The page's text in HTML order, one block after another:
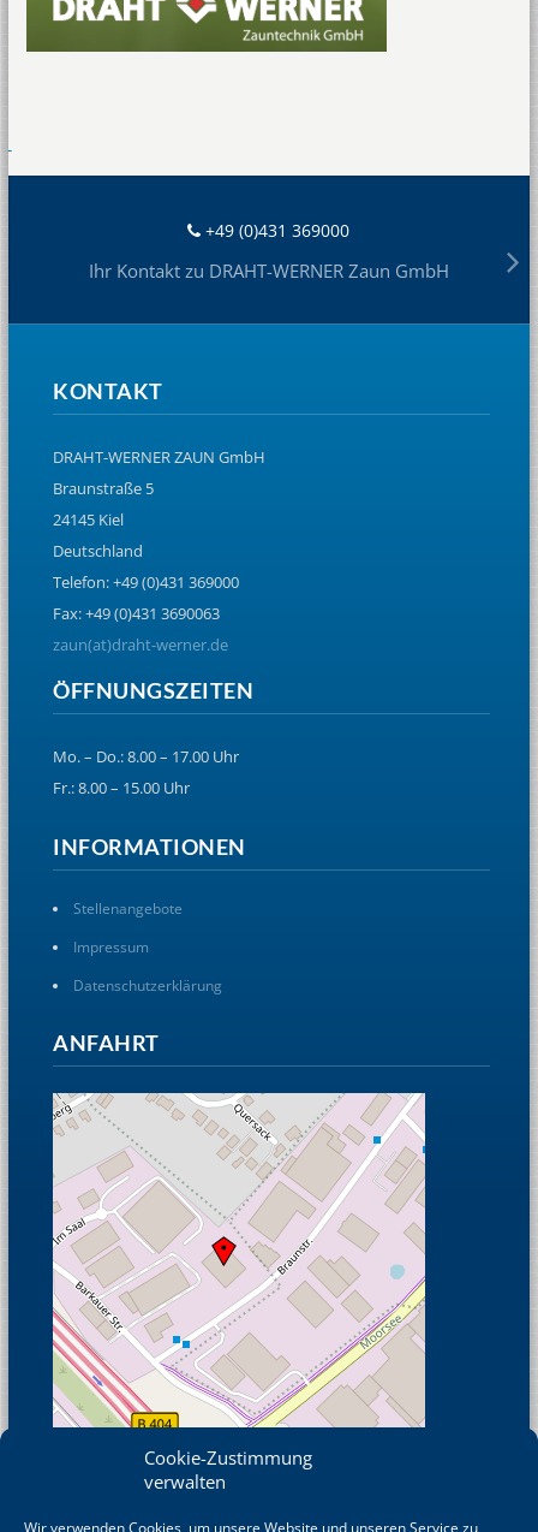
Cookie-Zustimmung
verwalten
Wir verwenden Cookies, um unsere Website und unseren Service zu
+49 (0)431 369000
Ihr Kontakt zu DRAHT-WERNER Zaun GmbH
KONTAKT
DRAHT-WERNER ZAUN GmbH
Braunstraße 5
24145 Kiel
Deutschland
Telefon: +49 (0)431 369000
Fax: +49 (0)431 3690063
zaun(at)draht-werner.de
ÖFFNUNGSZEITEN
Mo. – Do.: 8.00 – 17.00 Uhr
Fr.: 8.00 – 15.00 Uhr
INFORMATIONEN
Stellenangebote
Impressum
Datenschutzerklärung
ANFAHRT